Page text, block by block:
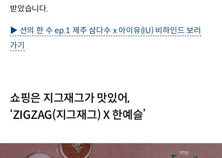
받았습니다.
▶ 션의 한 수 ep.1 제주 삼다수 x 아이유(IU) 비하인드 보러
가기
쇼핑은 지그재그가 맛있어,
‘ZIGZAG(지그재그) X 한예슬’